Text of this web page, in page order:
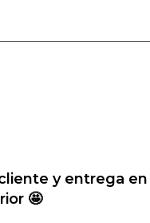
y entrega en
🤩